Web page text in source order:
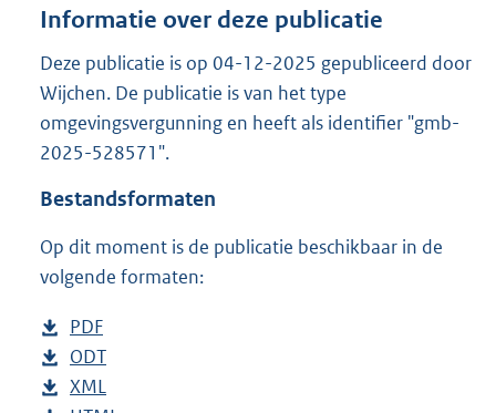
n
s
r
o
:
Informatie over deze publicatie
Deze publicatie is op 04-12-2025 gepubliceerd door
Wijchen. De publicatie is van het type
omgevingsvergunning en heeft als identifier "gmb-
2025-528571".
Bestandsformaten
Op dit moment is de publicatie beschikbaar in de
volgende formaten:
D
o
w
PDF
e
s
D
o
ODT
D
XML